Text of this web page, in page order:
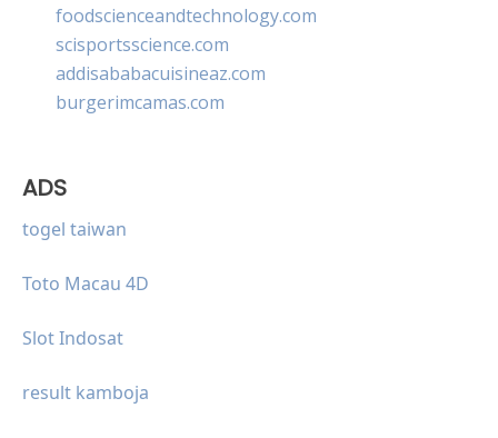
foodscienceandtechnology.com
scisportsscience.com
addisababacuisineaz.com
burgerimcamas.com
ADS
togel taiwan
Toto Macau 4D
Slot Indosat
result kamboja